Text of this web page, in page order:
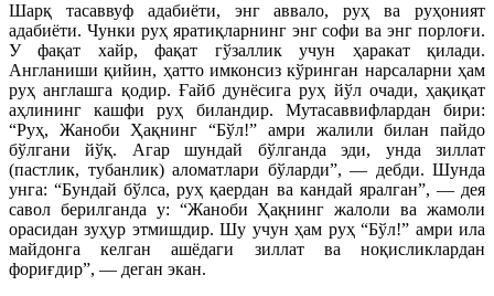
Шарқ тасаввуф адабиёти, энг аввало, руҳ ва руҳоният
адабиёти. Чунки руҳ яратиқларнинг энг софи ва энг порлоғи.
У фақат хайр, фақат гўзаллик учун ҳаракат қилади.
Англаниши қийин, ҳатто имконсиз кўринган нарсаларни ҳам
руҳ англашга қодир. Ғайб дунёсига руҳ йўл очади, ҳақиқат
аҳлининг кашфи руҳ биландир. Мутасаввифлардан бири:
“Руҳ, Жаноби Ҳақнинг “Бўл!” амри жалили билан пайдо
бўлгани йўқ. Агар шундай бўлганда эди, унда зиллат
(пастлик, тубанлик) аломатлари бўларди”, — дебди. Шунда
унга: “Бундай бўлса, руҳ қаердан ва кандай яралган”, — дея
савол берилганда у: “Жаноби Ҳақнинг жалоли ва жамоли
орасидан зуҳур этмишдир. Шу учун ҳам руҳ “Бўл!” амри ила
майдонга келган ашёдаги зиллат ва ноқисликлардан
фориғдир”, — деган экан.